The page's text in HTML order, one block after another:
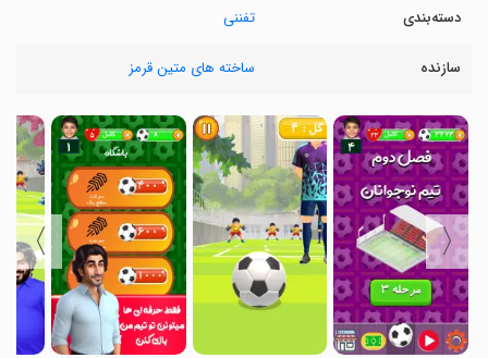
دسته‌بندی تفننی
سازنده ساخته های متین قرمز
〈
〉